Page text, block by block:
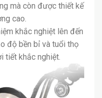
mà còn được thiết kế
cao.
khắc nghiệt lên đến
độ bền bỉ và tuổi thọ
tiết khắc nghiệt.